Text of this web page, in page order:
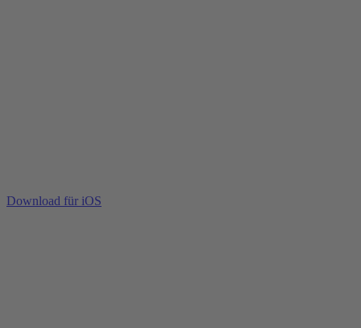
Download für iOS